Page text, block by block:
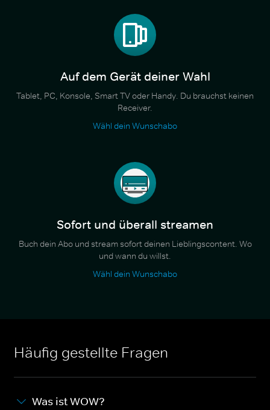
Auf dem Gerät deiner Wahl
Tablet, PC, Konsole, Smart TV oder Handy. Du brauchst keinen
Receiver.
Wähl dein Wunschabo
Sofort und überall streamen
Buch dein Abo und stream sofort deinen Lieblingscontent. Wo
und wann du willst.
Wähl dein Wunschabo
Häufig gestellte Fragen
Was ist WOW?